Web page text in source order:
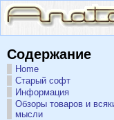
Содержание
Home
Старый софт
Информация
Обзоры товаров и
мысли